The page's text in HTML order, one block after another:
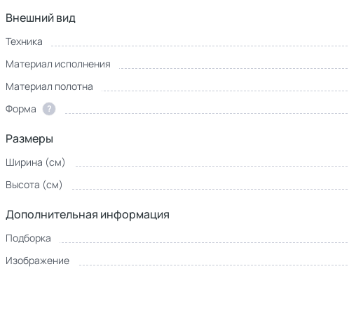
Внешний вид
Техника
Материал исполнения
Материал полотна
Форма
?
Размеры
Ширина (см)
Высота (см)
Дополнительная информация
Подборка
Изображение